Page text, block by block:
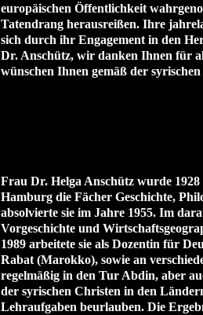
europäischen Öffentlichkeit
Tatendrang herausreißen. Ihre
sich durch ihr Engagement in den
Dr. Anschütz, wir danken Ihnen für
wünschen Ihnen gemäß der
Frau Dr. Helga Anschütz wurde
Hamburg die Fächer Geschichte,
absolvierte sie im Jahre 1955. Im
Vorgeschichte und
1989 arbeitete sie als Dozentin für
Rabat (Marokko), sowie an
regelmäßig in den Tur Abdin, aber
der syrischen Christen in den
Lehraufgaben beurlauben. Die